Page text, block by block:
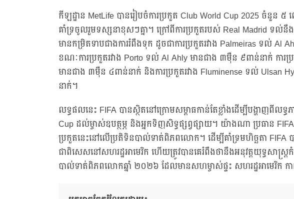
កីឡដ្ឋាន MetLife បានរៀបចំការប្រកួត Club World Cup 2025 ចំនួន
គាំទ្រចូលរួមទស្សនាខុសៗគ្នា។ ក្រៅពីការប្រកួតរបស់ Real Madrid ទល់នឹ
មានកម្រិតទាបជាងការរំពឹងទុក ដូចជាការប្រកួតរវាង Palmeiras ទល់ Al
ខណៈការប្រកួតរវាង Porto ទល់ Al Ahly មានជាង ៣ម៉ឺន ៩ពាន់នាក់ ការប្
មានជាង ៣ម៉ឺន ៤ពាន់នាក់ និងការប្រកួតរវាង Fluminense ទល់ Ulsan
នាក់។
លទ្ធផលនេះ FIFA បានស្ថិតនៅក្រោមសម្ពាធកាន់តែខ្លាំងដើម្បីបង្ហាញពីលទ្ធ
Cup ដល់ម្ចាស់ឧបត្ថម្ភ និងអ្នកទិញសិទ្ធផ្សព្វផ្សាយ។ យ៉ាងណា ប្រធាន FIFA
ប្រកួតនេះនៅលើប្រតិទិនបាល់ទាត់ពិភពលោក។ ដើម្បីគាំទ្រមហិច្ឆតា FIFA ប
ជាពិសេសនៅសហរដ្ឋអាមេរិក ហើយត្រូវបានគេរំពឹងថានឹងអនុវត្តយុទ្ធសាស្ត្
បាល់ទាត់ពិភពលោកឆ្នាំ ២០២៦ ដែលមានសហម្ចាស់ផ្ទះ សហរដ្ឋអាមេរិក